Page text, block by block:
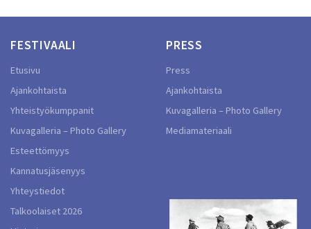
FESTIVAALI
Etusivu
Ajankohtaista
Yhteistyökumppanit
Kuvagalleria – Photo Gallery
Esteettömyys
Kannatusjäsenyys
Yhteystiedot
Talkoolaiset 2026
PRESS
Press
Ajankohtaista
Kuvagalleria – Photo Gallery
Mediamateriaali